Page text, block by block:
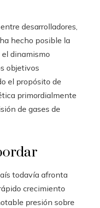
desarrolladores,
hecho posible la
dinamismo
objetivos
el propósito de
primordialmente
de gases de
todavía afronta
crecimiento
presión sobre